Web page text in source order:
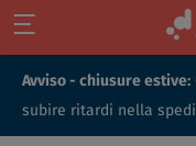
Avviso - chiusure estive:
subire ritardi nella